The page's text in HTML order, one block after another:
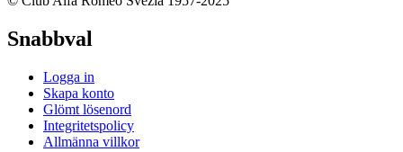
Snabbval
Logga in
Skapa konto
Glömt lösenord
Integritetspolicy
Allmänna villkor